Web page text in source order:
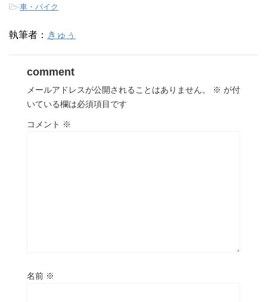
-車・バイク
執筆者： きゅぅ
comment
メールアドレスが公開されることはありません。 ※ が付
いている欄は必須項目です
コメント ※
名前 ※